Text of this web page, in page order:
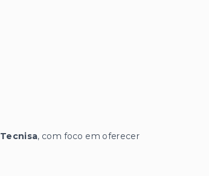
Tecnisa, com foco em oferecer